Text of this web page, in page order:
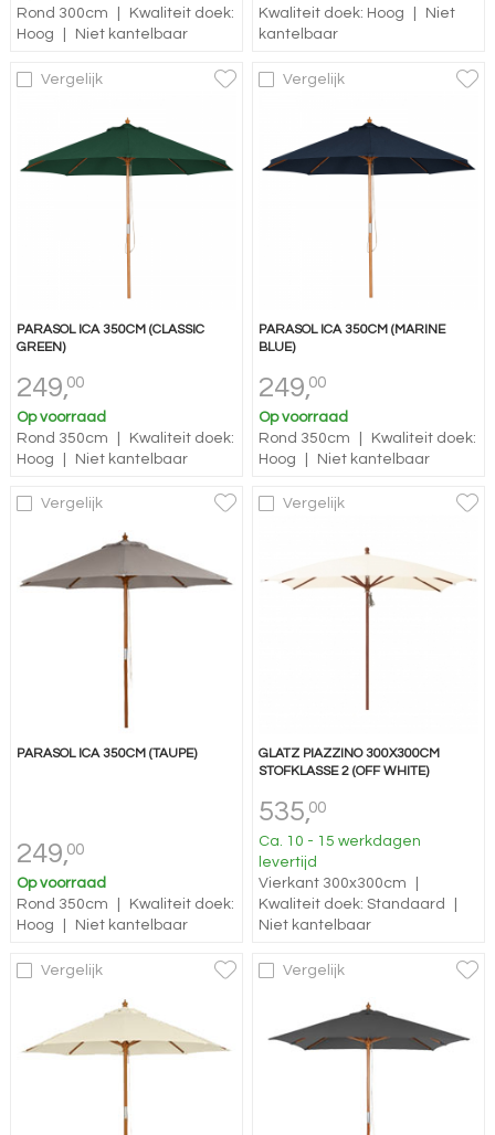
Rond 300cm
Kwaliteit doek:
Hoog
Niet kantelbaar
Kwaliteit doek: Hoog
Niet
kantelbaar
Vergelijk
PARASOL ICA 350CM (CLASSIC
GREEN)
249,00
Op voorraad
Rond 350cm
Kwaliteit doek:
Hoog
Niet kantelbaar
Vergelijk
PARASOL ICA 350CM (MARINE
BLUE)
249,00
Op voorraad
Rond 350cm
Kwaliteit doek:
Hoog
Niet kantelbaar
Vergelijk
PARASOL ICA 350CM (TAUPE)
249,00
Op voorraad
Rond 350cm
Kwaliteit doek:
Hoog
Niet kantelbaar
Vergelijk
GLATZ PIAZZINO 300X300CM
STOFKLASSE 2 (OFF WHITE)
535,00
Ca. 10 - 15 werkdagen
levertijd
Vierkant 300x300cm
Kwaliteit doek: Standaard
Niet kantelbaar
Vergelijk Vergelijk